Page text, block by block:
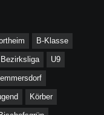
B-Klasse
Bezirksliga U9
Körber